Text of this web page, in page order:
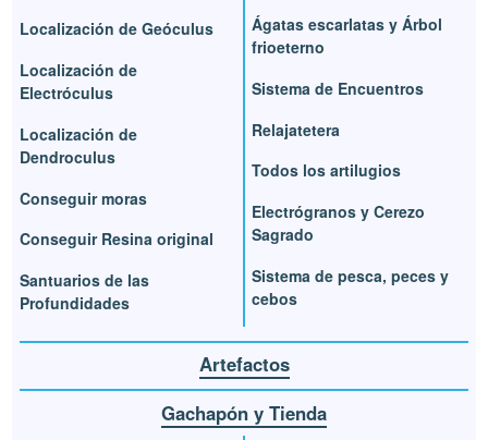
Localización de Geóculus
Localización de
Electróculus
Localización de
Dendroculus
Conseguir moras
Conseguir Resina original
Santuarios de las
Profundidades
Ágatas escarlatas y Árbol
frioeterno
Sistema de Encuentros
Relajatetera
Todos los artilugios
Electrógranos y Cerezo
Sagrado
Sistema de pesca, peces y
cebos
Artefactos
Gachapón y Tienda